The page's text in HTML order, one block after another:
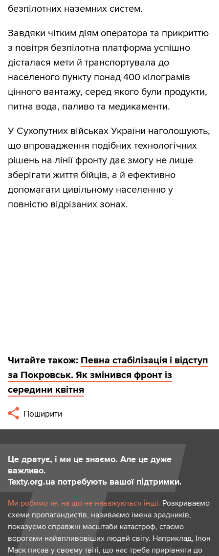
безпілотних наземних систем.
Завдяки чітким діям оператора та прикриттю
з повітря безпілотна платформа успішно
дісталася мети й транспортувала до
населеного пункту понад 400 кілограмів
цінного вантажу, серед якого були продукти,
питна вода, паливо та медикаменти.
У Сухопутних військах України наголошують,
що впровадження подібних технологічних
рішень на лінії фронту дає змогу не лише
зберігати життя бійців, а й ефективно
допомагати цивільному населенню у
повністю відрізаних зонах.
Читайте також: Певна стабілізація і відступ
за Покровськ. Як змінився фронт із
середини квітня
Поширити
Це дратує, і ми це знаємо. Але це дуже
важливо.
Texty.org.ua потребують вашої підтримки.
Ми робимо те, на що не наважуються інші. Розкриваємо
схеми пропагандистів, називаємо імена зрадників,
показуємо справжні масштаби катастроф, стаємо
ворогами найвпливовіших людей світу. Наприклад, Ілон
Маск писав у своєму твіті, що нас треба прирівняти до